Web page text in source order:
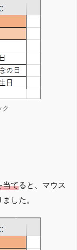
ク
当てると、マウス
した。